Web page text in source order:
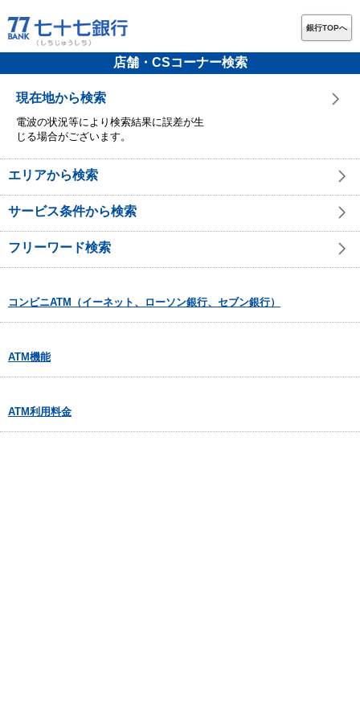
銀行TOPへ
店舗・CSコーナー検索
現在地から検索
電波の状況等により検索結果に誤差が生
じる場合がございます。
エリアから検索
サービス条件から検索
フリーワード検索
コンビニATM（イーネット、ローソン銀行、セブン銀行）
ATM機能
ATM利用料金